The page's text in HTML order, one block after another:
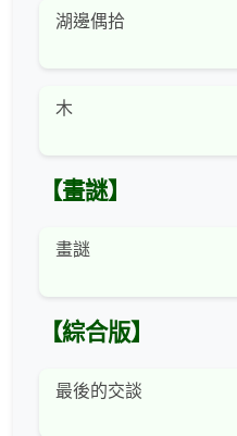
湖邊偶拾
木
【畫謎】
畫謎
【綜合版】
最後的交談